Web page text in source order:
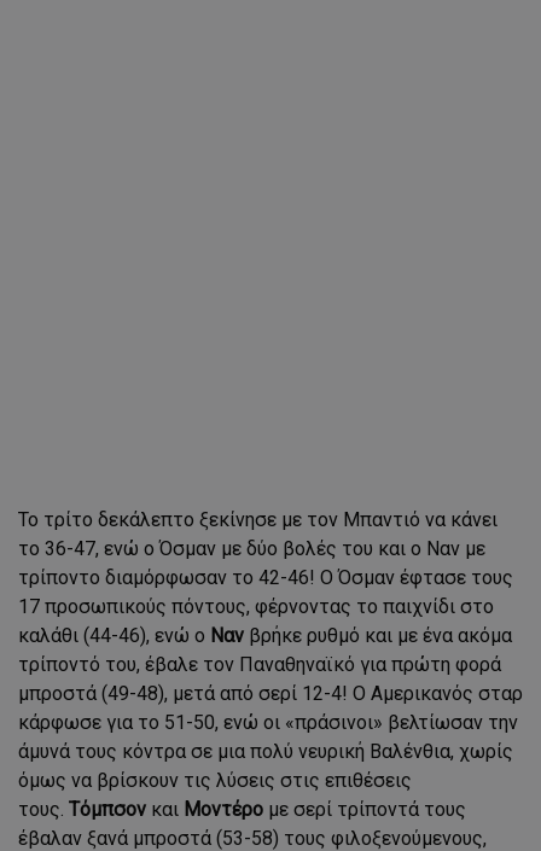
Το τρίτο δεκάλεπτο ξεκίνησε με τον Μπαντιό να κάνει
το 36-47, ενώ ο Όσμαν με δύο βολές του και ο Ναν με
τρίποντο διαμόρφωσαν το 42-46! Ο Όσμαν έφτασε τους
17 προσωπικούς πόντους, φέρνοντας το παιχνίδι στο
καλάθι (44-46), ενώ ο Ναν βρήκε ρυθμό και με ένα ακόμα
τρίποντό του, έβαλε τον Παναθηναϊκό για πρώτη φορά
μπροστά (49-48), μετά από σερί 12-4! Ο Αμερικανός σταρ
κάρφωσε για το 51-50, ενώ οι «πράσινοι» βελτίωσαν την
άμυνά τους κόντρα σε μια πολύ νευρική Βαλένθια, χωρίς
όμως να βρίσκουν τις λύσεις στις επιθέσεις
τους. Τόμπσον και Μοντέρο με σερί τρίποντά τους
έβαλαν ξανά μπροστά (53-58) τους φιλοξενούμενους,